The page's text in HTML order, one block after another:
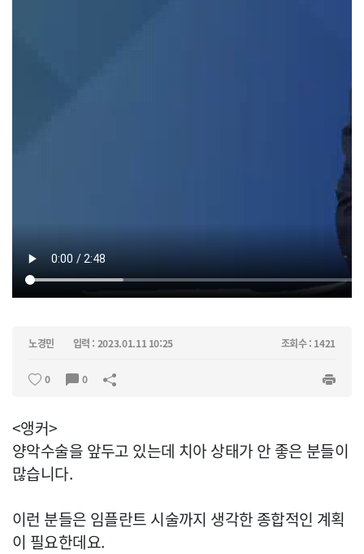
노경민 입력 : 2023.01.11 10:25 조회수 : 1421
0 0
<앵커>
양악수술을 앞두고 있는데 치아 상태가 안 좋은 분들이
많습니다.
이런 분들은 임플란트 시술까지 생각한 종합적인 계획
이 필요한데요.